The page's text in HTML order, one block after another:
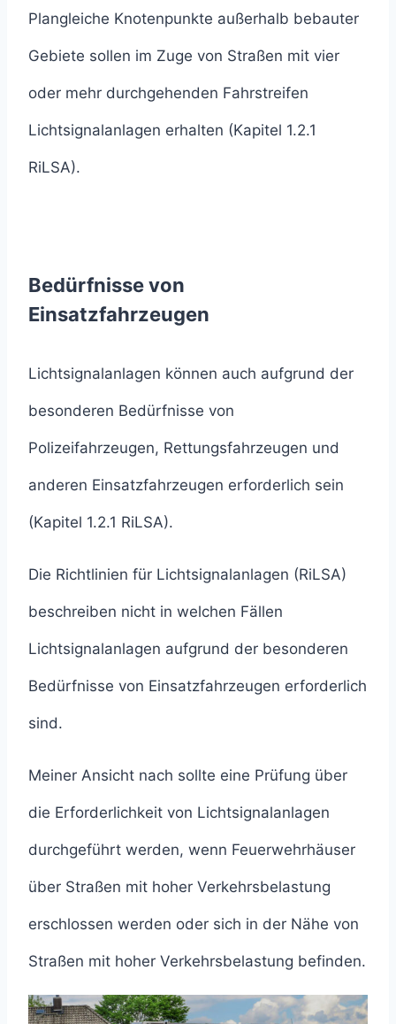
Plangleiche Knotenpunkte außerhalb bebauter
Gebiete sollen im Zuge von Straßen mit vier
oder mehr durchgehenden Fahrstreifen
Lichtsignalanlagen erhalten (Kapitel 1.2.1
RiLSA).
Bedürfnisse von
Einsatzfahrzeugen
Lichtsignalanlagen können auch aufgrund der
besonderen Bedürfnisse von
Polizeifahrzeugen, Rettungsfahrzeugen und
anderen Einsatzfahrzeugen erforderlich sein
(Kapitel 1.2.1 RiLSA).
Die Richtlinien für Lichtsignalanlagen (RiLSA)
beschreiben nicht in welchen Fällen
Lichtsignalanlagen aufgrund der besonderen
Bedürfnisse von Einsatzfahrzeugen erforderlich
sind.
Meiner Ansicht nach sollte eine Prüfung über
die Erforderlichkeit von Lichtsignalanlagen
durchgeführt werden, wenn Feuerwehrhäuser
über Straßen mit hoher Verkehrsbelastung
erschlossen werden oder sich in der Nähe von
Straßen mit hoher Verkehrsbelastung befinden.